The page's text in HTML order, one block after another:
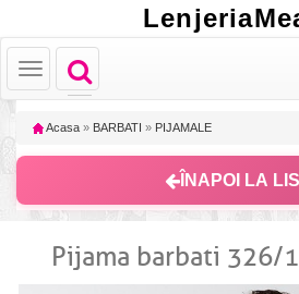
Toggle
navigation
Toggle
navigation
Acasa » BARBATI » PIJAMALE
ÎNAPOI LA
Pijama barbati 326/